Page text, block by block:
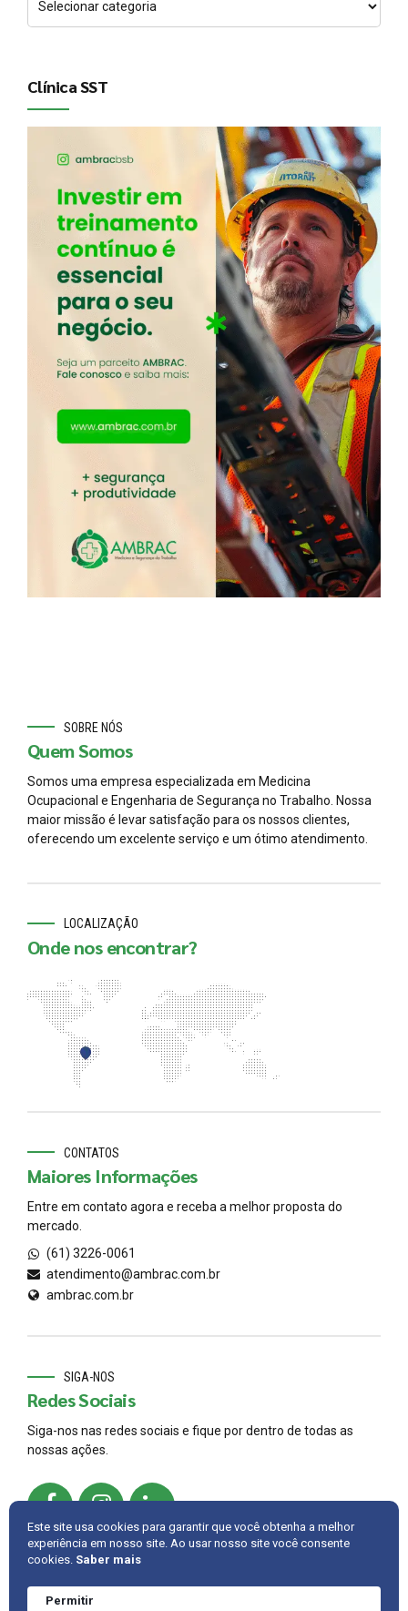
Clínica SST
SOBRE NÓS
Quem Somos
Somos uma empresa especializada em Medicina
Ocupacional e Engenharia de Segurança no Trabalho. Nossa
maior missão é levar satisfação para os nossos clientes,
oferecendo um excelente serviço e um ótimo atendimento.
LOCALIZAÇÃO
Onde nos encontrar?
CONTATOS
Maiores Informações
Entre em contato agora e receba a melhor proposta do
mercado.
(61) 3226-0061
atendimento@ambrac.com.br
ambrac.com.br
SIGA-NOS
Redes Sociais
Siga-nos nas redes sociais e fique por dentro de todas as
nossas ações.
Este site usa cookies para garantir que você obtenha a melhor
experiência em nosso site. Ao usar nosso site você consente
cookies. Saber mais
Permitir